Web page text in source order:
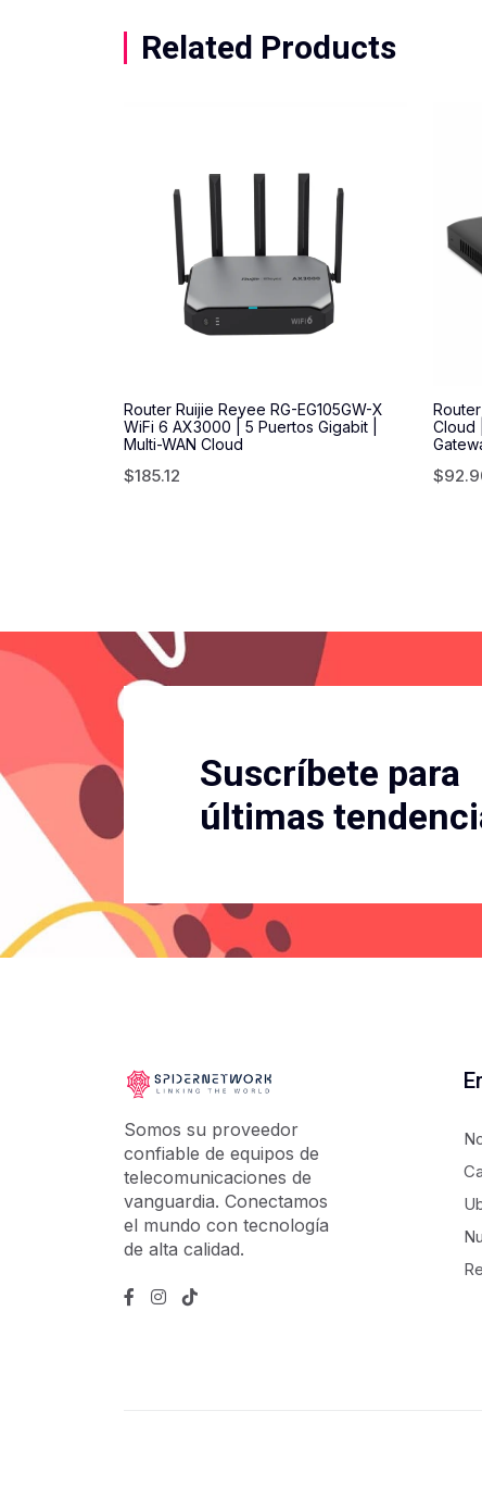
Related Products
Router Ruijie Reyee RG-EG105GW-X
WiFi 6 AX3000 | 5 Puertos Gigabit |
Multi-WAN Cloud
$185.12
Cloud
$
Suscríbete para
últimas
Somos su proveedor
confiable de equipos de
telecomunicaciones de
vanguardia. Conectamos
el mundo con tecnología
de alta calidad.